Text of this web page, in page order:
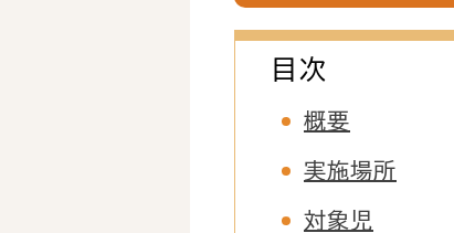
目次
概要
実施場所
対象児